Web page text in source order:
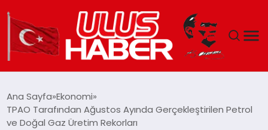
DÜNYA
Ana Sayfa Ekonomi
TPAO Tarafından Ağustos Ayında Gerçekleştirilen Petrol
ve Doğal Gaz Üretim Rekorları